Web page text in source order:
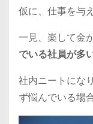
仮に、仕事を与
一見、楽して金
でいる社員が多
社内ニートにな
ず悩んでいる場